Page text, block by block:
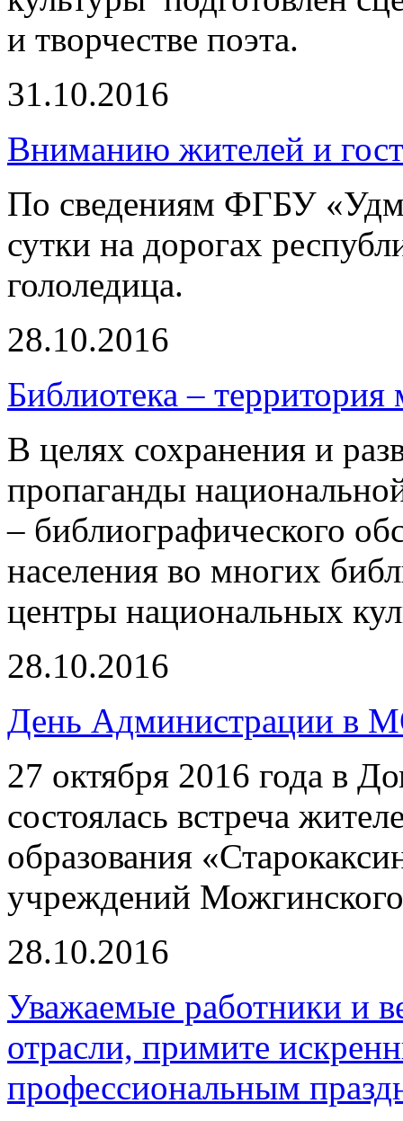
и творчестве поэта.
31.10.2016
Вниманию жителей и
По сведениям ФГБУ
сутки на дорогах
гололедица.
28.10.2016
Библиотека – территория
В целях сохранения и
пропаганды
– библиографического
населения во многих
центры национальных
28.10.2016
День Администрации в
27 октября 2016 года в
состоялась встреча
образования
учреждений
28.10.2016
Уважаемые работники и
отрасли, примите
профессиональным